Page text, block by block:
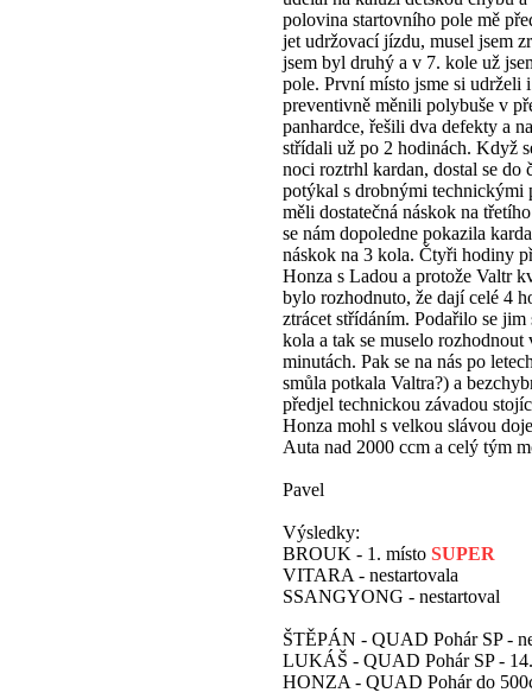
polovina startovního pole mě
jet udržovací jízdu, musel jsem
jsem byl druhý a v 7. kole už
pole. První místo jsme si udrželi
preventivně měnili polybuše v
panhardce, řešili dva defekty a
střídali už po 2 hodinách. Když
noci roztrhl kardan, dostal se do
potýkal s drobnými technickými
měli dostatečná náskok na
se nám dopoledne pokazila
náskok na 3 kola. Čtyři hodiny
Honza s Ladou a protože Valtr
bylo rozhodnuto, že dají celé 4
ztrácet střídáním. Podařilo se
kola a tak se muselo rozhodnout
minutách. Pak se na nás po
smůla potkala Valtra?) a
předjel technickou závadou
Honza mohl s velkou slávou
Auta nad 2000 ccm a celý tým
Pavel
Výsledky:
BROUK - 1. místo SUPER
VITARA - nestartovala
SSANGYONG - nestartoval
ŠTĚPÁN - QUAD Pohár SP -
LUKÁŠ - QUAD Pohár SP -
HONZA - QUAD Pohár do